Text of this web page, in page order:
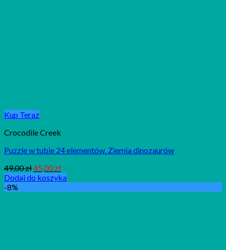
Kup Teraz
Crocodile Creek
Puzzle w tubie 24 elementów. Ziemia dinozaurów
49,00zł45,00zł
Dodaj do koszyka
-8%